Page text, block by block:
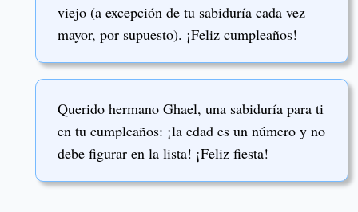
viejo (a excepción de tu sabiduría cada vez
mayor, por supuesto). ¡Feliz cumpleaños!
Querido hermano Ghael, una sabiduría para ti
en tu cumpleaños: ¡la edad es un número y no
debe figurar en la lista! ¡Feliz fiesta!